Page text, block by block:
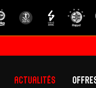
Actualités